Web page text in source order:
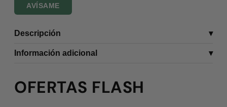
AVÍSAME
Descripción
Información adicional
OFERTAS FLASH